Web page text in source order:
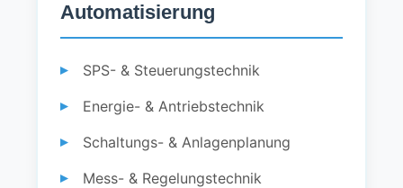
Automatisierung
SPS- & Steuerungstechnik
Energie- & Antriebstechnik
Schaltungs- & Anlagenplanung
Mess- & Regelungstechnik